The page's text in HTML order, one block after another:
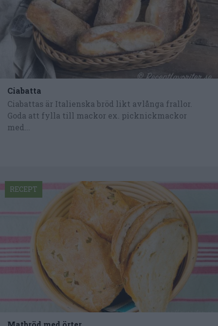
Ciabatta
Ciabattas är Italienska bröd likt avlånga frallor.
Goda att fylla till mackor ex. picknickmackor
med...
RECEPT